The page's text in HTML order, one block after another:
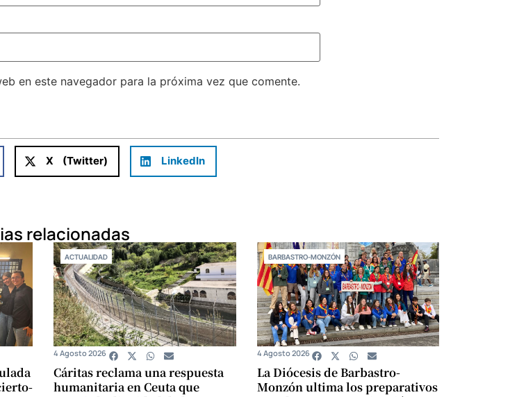
en este navegador para la próxima vez que comente.
X (Twitter) LinkedIn
relacionadas
ACTUALIDAD
Cáritas reclama una respuesta
humanitaria en Ceuta que
4 Agosto 2026
BARBASTRO-MONZÓN
La Diócesis de Barbastro-
Monzón ultima los preparativos
4 Agosto 2026